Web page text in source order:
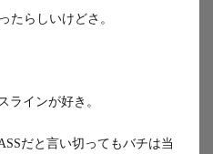
たらしいけどさ。
インが好き。
だと言い切ってもバチは当